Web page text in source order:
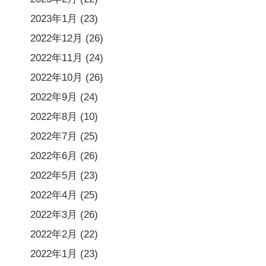
2023年1月 (23)
2022年12月 (26)
2022年11月 (24)
2022年10月 (26)
2022年9月 (24)
2022年8月 (10)
2022年7月 (25)
2022年6月 (26)
2022年5月 (23)
2022年4月 (25)
2022年3月 (26)
2022年2月 (22)
2022年1月 (23)